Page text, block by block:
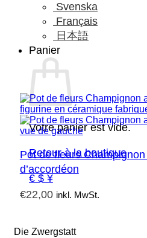
Svenska
Français
日本語
Panier
Votre panier est vide.
Retour à la boutique
€ $ ¥
Pot de fleurs
d’accordéon
€22,00 inkl. MwSt.
Die Zwergstatt